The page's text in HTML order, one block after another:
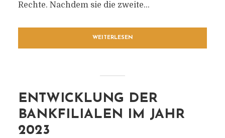
Rechte. Nachdem sie die zweite...
WEITERLESEN
ENTWICKLUNG DER
BANKFILIALEN IM JAHR
2023